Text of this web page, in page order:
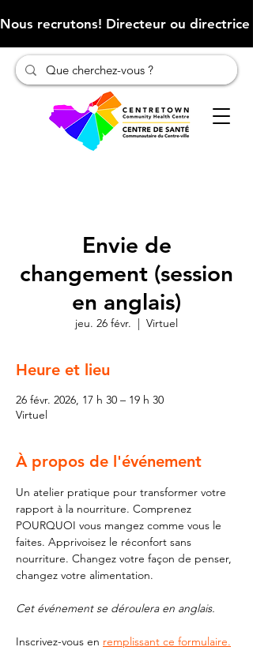
Nous recrutons! Directeur ou
Envie de
changement (session
en anglais)
jeu. 26 févr.
  |
Virtuel
Heure et lieu
26 févr. 2026, 17 h 30 – 19 h 30
Virtuel
À propos de l'événement
Un atelier pratique pour transformer votre
rapport à la nourriture. Comprenez
POURQUOI vous mangez comme vous le
faites. Apprivoisez le réconfort sans
nourriture. Changez votre façon de penser,
changez votre alimentation.
Cet événement se déroulera en anglais.
Inscrivez-vous en remplissant ce formulaire.